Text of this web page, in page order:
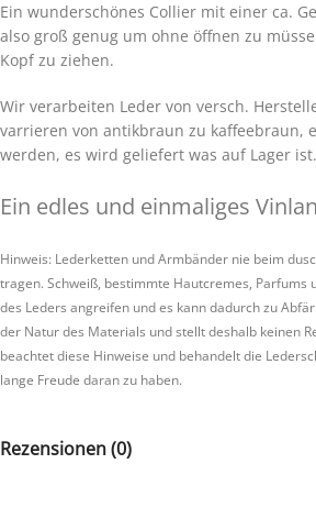
Ein wunderschönes Collier mit einer ca.
also groß genug um ohne öffnen zu
Kopf zu ziehen.
Wir verarbeiten Leder von versch.
varrieren von antikbraun zu kaffeebraun,
werden, es wird geliefert was auf Lager ist.
Ein edles und einmaliges
Hinweis: Lederketten und Armbänder nie beim
tragen. Schweiß, bestimmte Hautcremes, Parfums
des Leders angreifen und es kann dadurch zu
der Natur des Materials und stellt deshalb keinen
beachtet diese Hinweise und behandelt die
lange Freude daran zu haben.
Rezensionen (0)